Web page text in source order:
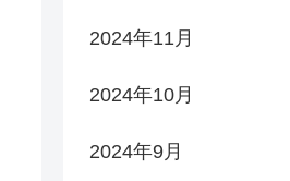
2024年11月
2024年10月
2024年9月